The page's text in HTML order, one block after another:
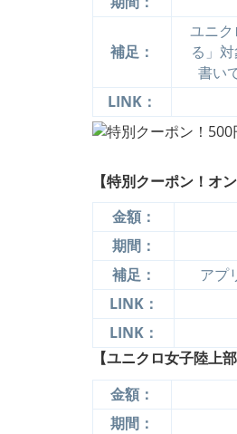
補足：
ユニ
る」
書い
LINK：
【特別クーポン！オ
金額：
期間：
補足：
アプ
LINK：
LINK：
【ユニクロ女子陸上
金額：
期間：